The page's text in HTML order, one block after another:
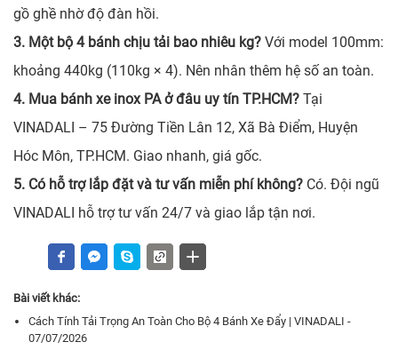
gồ ghề nhờ độ đàn hồi.
3. Một bộ 4 bánh chịu tải bao nhiêu kg? Với model 100mm:
khoảng 440kg (110kg × 4). Nên nhân thêm hệ số an toàn.
4. Mua bánh xe inox PA ở đâu uy tín TP.HCM? Tại
VINADALI – 75 Đường Tiền Lân 12, Xã Bà Điểm, Huyện
Hóc Môn, TP.HCM. Giao nhanh, giá gốc.
5. Có hỗ trợ lắp đặt và tư vấn miễn phí không? Có. Đội ngũ
VINADALI hỗ trợ tư vấn 24/7 và giao lắp tận nơi.
Bài viết khác:
Cách Tính Tải Trọng An Toàn Cho Bộ 4 Bánh Xe Đẩy | VINADALI -
07/07/2026